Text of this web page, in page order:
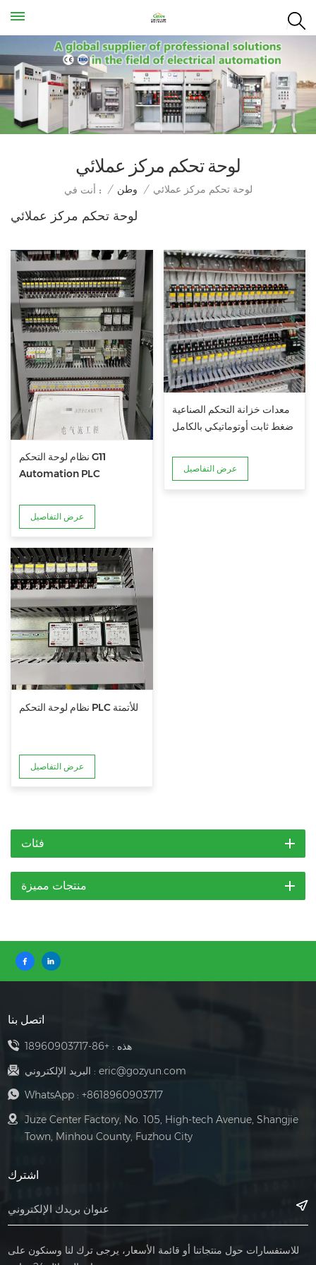
لوحة تحكم مركز عملائي
أنت في : / وطن / لوحة تحكم مركز عملائي
لوحة تحكم مركز عملائي
نظام لوحة التحكم G11
Automation PLC
عرض التفاصيل
معدات خزانة التحكم الصناعية
ضغط ثابت أوتوماتيكي بالكامل
عرض التفاصيل
نظام لوحة التحكم PLC للأتمتة
عرض التفاصيل
فئات
منتجات مميزة
اتصل بنا
هذه :+86-18960903717
البريد الإلكتروني : eric@gozyun.com
WhatsApp : +8618960903717
Juze Center Factory, No. 105, High-tech Avenue, Shangjie
Town, Minhou County, Fuzhou City
اشترك
للاستفسارات حول منتجاتنا أو قائمة الأسعار، يرجى ترك لنا وسنكون على